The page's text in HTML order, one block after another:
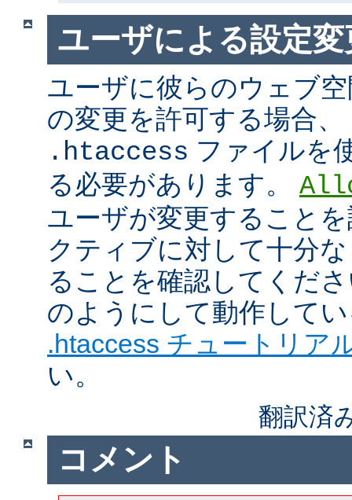
ユーザによる設定
ユーザに彼らのウェブ
の変更を許可する場合
.htaccess ファイルを
る必要があります。
ユーザが変更すること
クティブに対して十分
ることを確認してくだ
のようにして動作して
.htaccess チュートリア
い。
翻訳済
コメント